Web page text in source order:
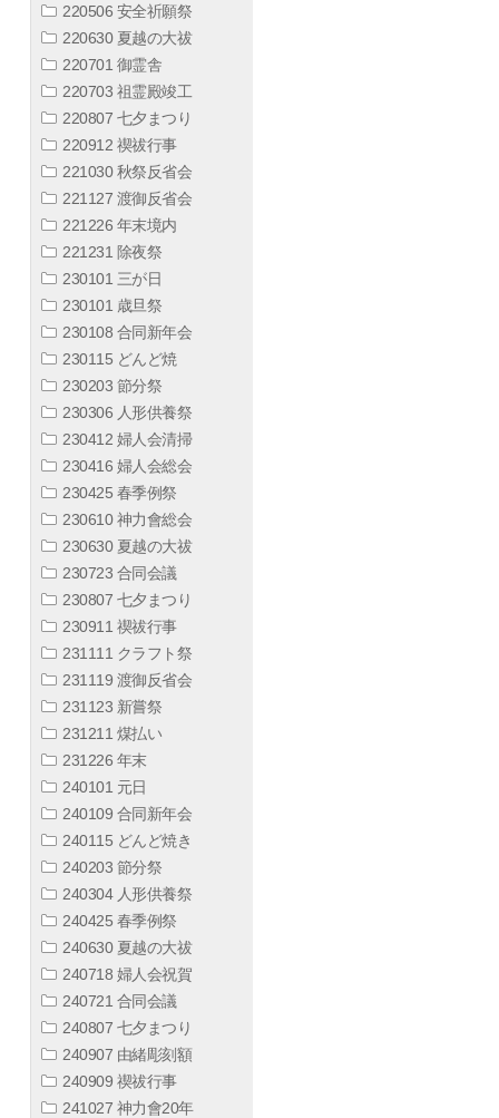
220506 安全祈願祭
220630 夏越の大祓
220701 御霊舎
220703 祖霊殿竣工
220807 七夕まつり
220912 禊祓行事
221030 秋祭反省会
221127 渡御反省会
221226 年末境内
221231 除夜祭
230101 三が日
230101 歳旦祭
230108 合同新年会
230115 どんど焼
230203 節分祭
230306 人形供養祭
230412 婦人会清掃
230416 婦人会総会
230425 春季例祭
230610 神力會総会
230630 夏越の大祓
230723 合同会議
230807 七夕まつり
230911 禊祓行事
231111 クラフト祭
231119 渡御反省会
231123 新嘗祭
231211 煤払い
231226 年末
240101 元日
240109 合同新年会
240115 どんど焼き
240203 節分祭
240304 人形供養祭
240425 春季例祭
240630 夏越の大祓
240718 婦人会祝賀
240721 合同会議
240807 七夕まつり
240907 由緒彫刻額
240909 禊祓行事
241027 神力會20年